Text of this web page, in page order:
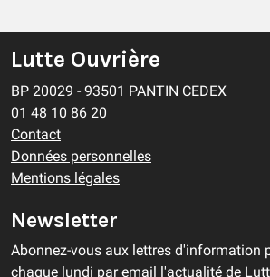
Lutte Ouvrière
BP 20029 - 93501 PANTIN CEDEX
01 48 10 86 20
Contact
Données personnelles
Mentions légales
Newsletter
Abonnez-vous aux lettres d'information
chaque lundi par email l'actualité de